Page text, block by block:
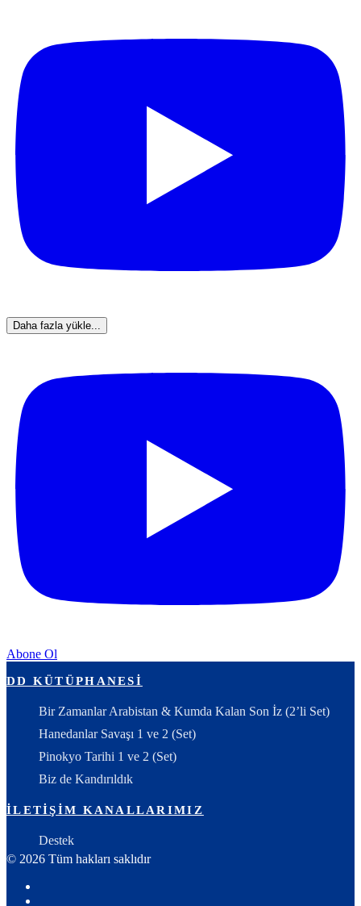
Daha fazla yükle...
Abone Ol
DD KÜTÜPHANESI
Bir Zamanlar Arabistan & Kumda Kalan Son İz (2’li Set)
Hanedanlar Savaşı 1 ve 2 (Set)
Pinokyo Tarihi 1 ve 2 (Set)
Biz de Kandırıldık
İLETIŞIM KANALLARIMIZ
Destek
© 2026 Tüm hakları saklıdır